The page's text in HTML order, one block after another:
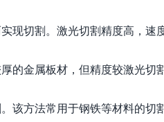
切割。激光切割精度高，速
的金属板材，但精度较激光切割
该方法常用于钢铁等材料的切割